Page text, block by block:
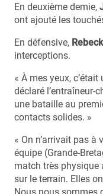
En deuxième demie,
ont ajouté les
En défensive,
interceptions.
« À mes yeux,
déclaré l’entraîneur-
une bataille au
contacts solides. »
« On n’arrivait pas
équipe (Grande-
match très physique
sur le terrain. Elles